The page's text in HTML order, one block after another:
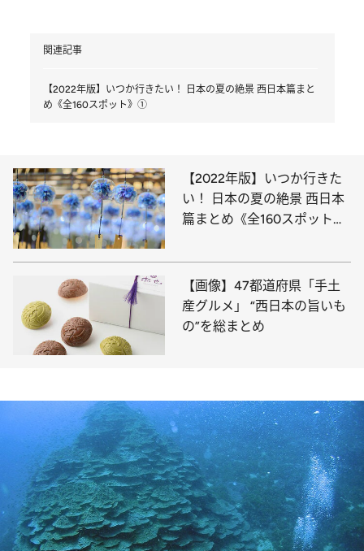
関連記事
【2022年版】いつか行きたい！ 日本の夏の絶景 西日本篇まと
め《全160スポット》①
【2022年版】いつか行きた
い！ 日本の夏の絶景 西日本
篇まとめ《全160スポット》
【画像】47都道府県「手土
産グルメ」 “西日本の旨いも
の”を総まとめ